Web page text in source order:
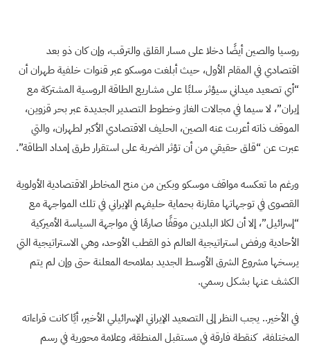
روسيا والصين أيضًا دخلا على مسار القلق والترقب، وإن كان ذو بعد
اقتصادي في المقام الأول، حيث أبلغت موسكو عبر قنوات خلفية طهران أن
“أي تصعيد ميداني سيؤثر سلبًا على مشاريع الطاقة الروسية المشتركة مع
إيران”، لا سيما في مجالات الغاز وخطوط التصدير الجديدة عبر بحر قزوين،
الموقف ذاته أعربت عنه الصين، الحليف الاقتصادي الأكبر لطهران، والتي
عبرت عن “قلق حقيقي من أن تؤثر الضربة على استقرار طرق إمداد الطاقة”.
ورغم ما تعكسه مواقف موسكو وبكين من منح المخاطر الاقتصادية الأولوية
القصوى في توجهاتها مقارنة بحماية حليفهم الإيراني في تلك المواجهة مع
“إسرائيل”، إلا أن لكلا البلدين موقفًا صارمًا في مواجهة السياسة الأميركية
الأحادية ورفض استراتيجية العالم ذو القطب الأوحد، وهي الاستراتيجية التي
يرسخها مشروع الشرق الأوسط الجديد بملامحه المعلنة حتى وإن لم يتم
الكشف عنها بشكل رسمي.
في الأخير.. يجب النظر إلى التصعيد الإيراني الإسرائيلي الأخير، أيًا كانت قراءاته
المختلفة، كنقطة فارقة في مستقبل المنطقة، وعلامة محورية في رسم